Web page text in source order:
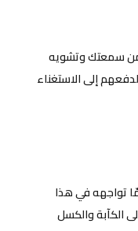
من سمعتك وتشويه
إلى الاستغناء
تواجهه في هذا
الكآبة والكسل